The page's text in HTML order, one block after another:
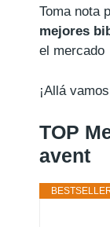
Toma nota
mejores
el mercado
¡Allá
TOP
avent